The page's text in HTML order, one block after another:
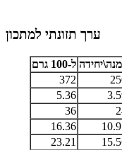
ערך תזונתי למתכון
ל-100 גרם
372
5.36
36
16.36
23.21